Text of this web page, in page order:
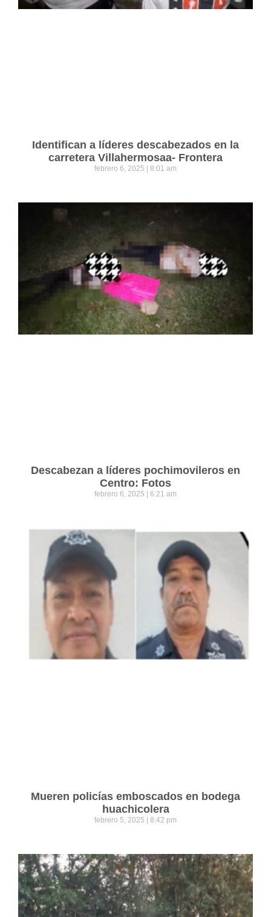
Identifican a líderes descabezados en la
carretera Villahermosaa- Frontera
febrero 6, 2025 8:01 am
Descabezan a líderes pochimovileros en
Centro: Fotos
febrero 6, 2025 6:21 am
Mueren policías emboscados en bodega
huachicolera
febrero 5, 2025 8:42 pm